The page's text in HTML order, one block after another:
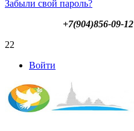
Забыли свой пароль?
+7(904)856-09-12
22
Войти